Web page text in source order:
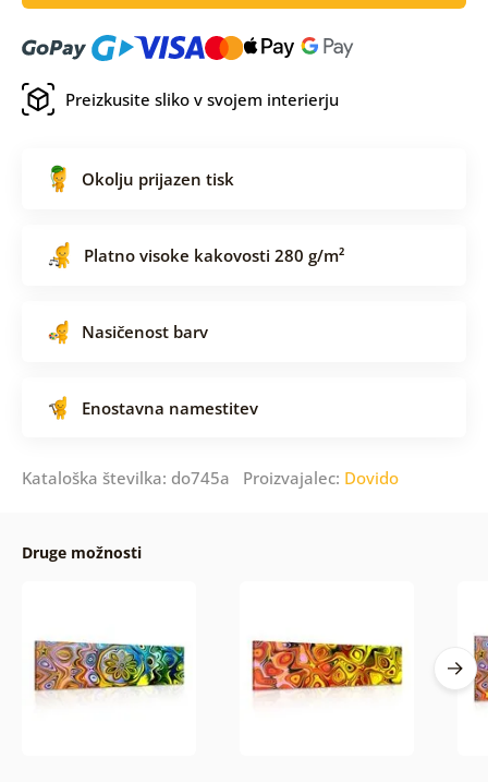
Preizkusite sliko v svojem interierju
Okolju prijazen tisk
Platno visoke kakovosti 280 g/m²
Nasičenost barv
Enostavna namestitev
Kataloška številka: do745a Proizvajalec: Dovido
Druge možnosti